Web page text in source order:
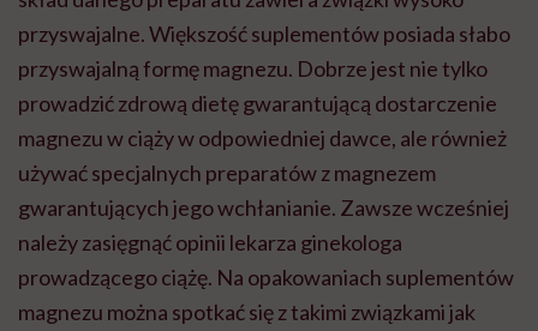
przyswajalne. Większość suplementów posiada słabo
przyswajalną formę magnezu. Dobrze jest nie tylko
prowadzić zdrową dietę gwarantującą dostarczenie
magnezu w ciąży w odpowiedniej dawce, ale również
używać specjalnych preparatów z magnezem
gwarantujących jego wchłanianie. Zawsze wcześniej
należy zasięgnąć opinii lekarza ginekologa
prowadzącego ciążę. Na opakowaniach suplementów
magnezu można spotkać się z takimi związkami jak